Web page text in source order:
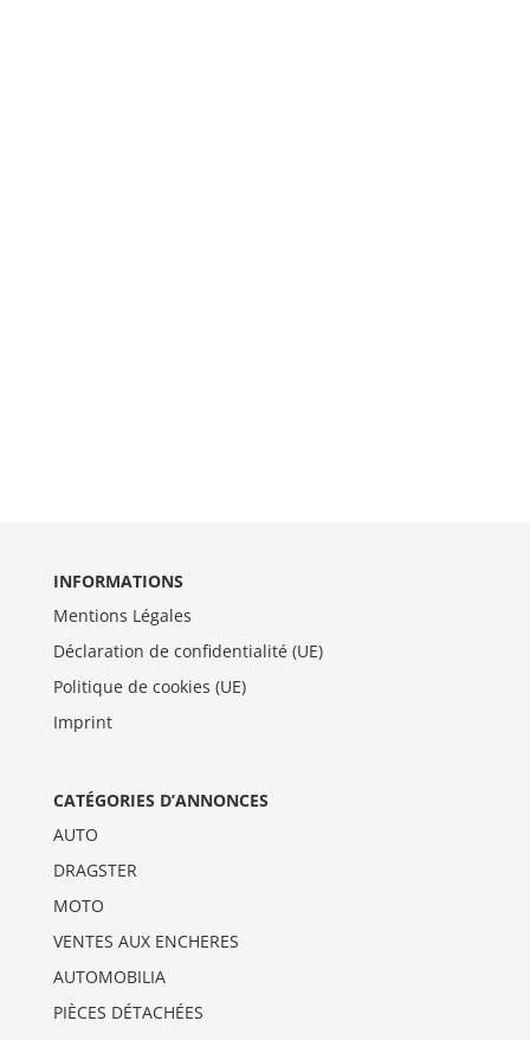
INFORMATIONS
Mentions Légales
Déclaration de confidentialité (UE)
Politique de cookies (UE)
Imprint
CATÉGORIES D’ANNONCES
AUTO
DRAGSTER
MOTO
VENTES AUX ENCHERES
AUTOMOBILIA
PIÈCES DÉTACHÉES